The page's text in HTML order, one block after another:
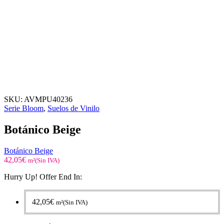
SKU: AVMPU40236
Serie Bloom, Suelos de Vinilo
Botánico Beige
Botánico Beige
42,05€ m²(Sin IVA)
Hurry Up! Offer End In:
42,05€ m²(Sin IVA)